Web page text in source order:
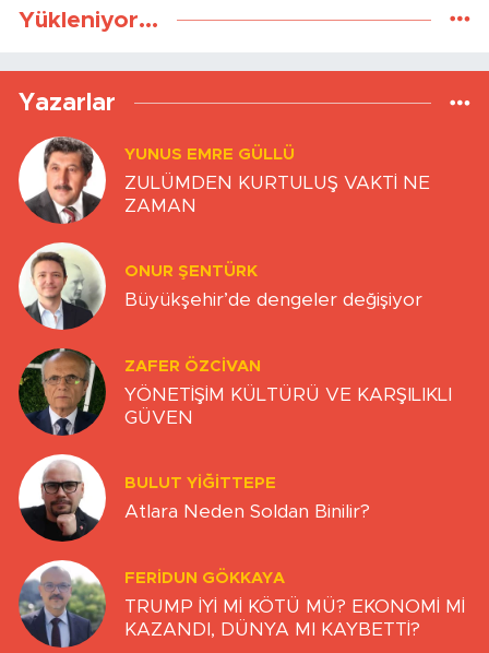
Yükleniyor...
Yazarlar
YUNUS EMRE GÜLLÜ
ZULÜMDEN KURTULUŞ VAKTİ NE
ZAMAN
ONUR ŞENTÜRK
Büyükşehir’de dengeler değişiyor
ZAFER ÖZCIVAN
YÖNETİŞİM KÜLTÜRÜ VE KARŞILIKLI
GÜVEN
BULUT YİĞİTTEPE
Atlara Neden Soldan Binilir?
FERIDUN GÖKKAYA
TRUMP İYİ Mİ KÖTÜ MÜ? EKONOMİ Mİ
KAZANDI, DÜNYA MI KAYBETTİ?